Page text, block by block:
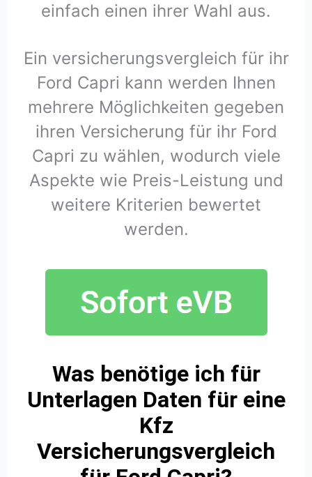
einfach einen ihrer Wahl aus.
Ein versicherungsvergleich für ihr
Ford Capri kann werden Ihnen
mehrere Möglichkeiten gegeben
ihren Versicherung für ihr Ford
Capri zu wählen, wodurch viele
Aspekte wie Preis-Leistung und
weitere Kriterien bewertet
werden.
Was benötige ich für
Unterlagen Daten für eine
Kfz
Versicherungsvergleich